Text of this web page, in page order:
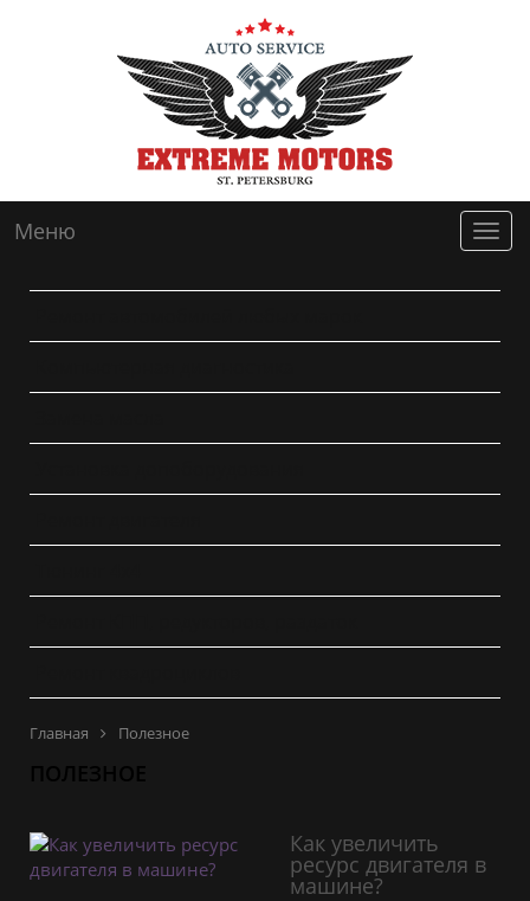
Меню
Главная Полезное
Как увеличить
ресурс двигателя в
машине?